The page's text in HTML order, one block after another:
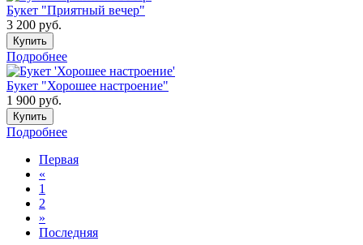
Букет "Приятный вечер"
3 200 руб.
Купить
Подробнее
Букет "Хорошее настроение"
1 900 руб.
Купить
Подробнее
Первая
«
1
2
»
Последняя